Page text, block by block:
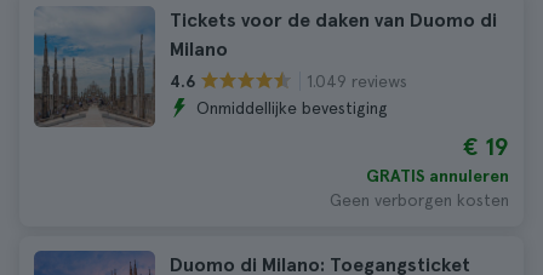
Tickets voor de daken van Duomo di
Milano
4.6
1.049 reviews
Onmiddellijke bevestiging
€ 19
GRATIS annuleren
Geen verborgen kosten
Duomo di Milano: Toegangsticket